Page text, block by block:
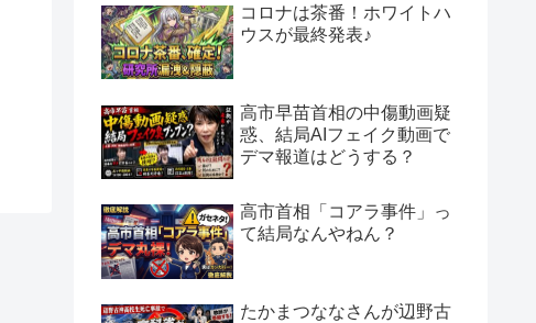
コロナは茶番！ホワイトハ
ウスが最終発表♪
高市早苗首相の中傷動画疑
惑、結局AIフェイク動画で
デマ報道はどうする？
高市首相「コアラ事件」っ
て結局なんやねん？
たかまつななさんが辺野古